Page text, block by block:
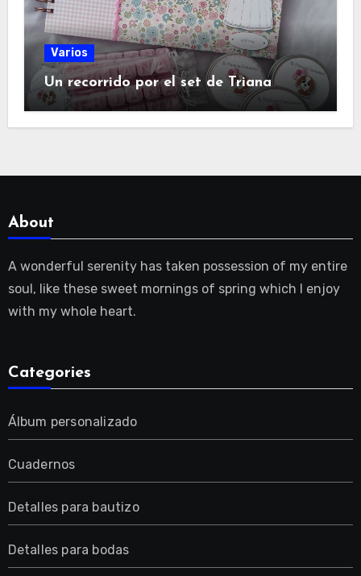
Varios
Un recorrido por el set de Triana
About
A wonderful serenity has taken possession of my entire
soul, like these sweet mornings of spring which I enjoy
with my whole heart.
Categories
Álbum personalizado
Cuadernos
Detalles para bautizo
Detalles para bodas